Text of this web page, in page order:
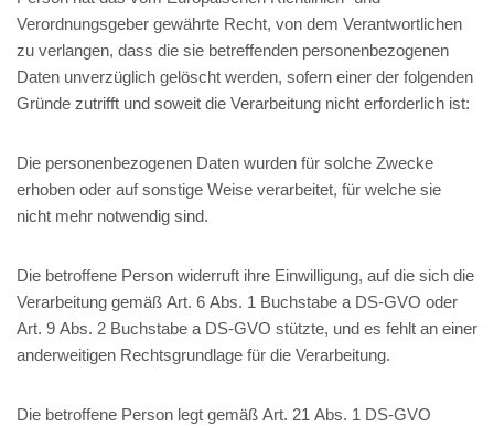
Verordnungsgeber gewährte Recht, von dem Verantwortlichen
zu verlangen, dass die sie betreffenden personenbezogenen
Daten unverzüglich gelöscht werden, sofern einer der folgenden
Gründe zutrifft und soweit die Verarbeitung nicht erforderlich ist:
Die personenbezogenen Daten wurden für solche Zwecke
erhoben oder auf sonstige Weise verarbeitet, für welche sie
nicht mehr notwendig sind.
Die betroffene Person widerruft ihre Einwilligung, auf die sich die
Verarbeitung gemäß Art. 6 Abs. 1 Buchstabe a DS-GVO oder
Art. 9 Abs. 2 Buchstabe a DS-GVO stützte, und es fehlt an einer
anderweitigen Rechtsgrundlage für die Verarbeitung.
Die betroffene Person legt gemäß Art. 21 Abs. 1 DS-GVO